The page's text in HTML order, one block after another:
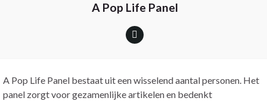
A Pop Life Panel
A Pop Life Panel bestaat uit een wisselend aantal personen. Het
panel zorgt voor gezamenlijke artikelen en bedenkt